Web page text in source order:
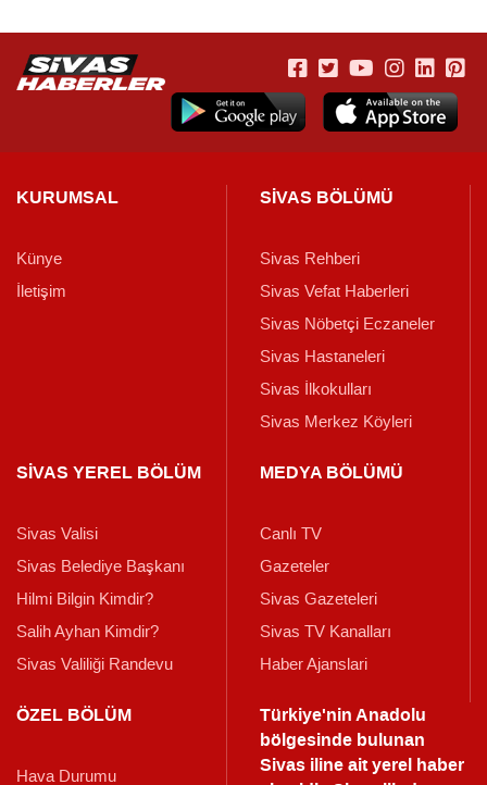
KURUMSAL
Künye
İletişim
SİVAS BÖLÜMÜ
Sivas Rehberi
Sivas Vefat Haberleri
Sivas Nöbetçi Eczaneler
Sivas Hastaneleri
Sivas İlkokulları
Sivas Merkez Köyleri
SİVAS YEREL BÖLÜM
Sivas Valisi
Sivas Belediye Başkanı
Hilmi Bilgin Kimdir?
Salih Ayhan Kimdir?
Sivas Valiliği Randevu
MEDYA BÖLÜMÜ
Canlı TV
Gazeteler
Sivas Gazeteleri
Sivas TV Kanalları
Haber Ajanslari
ÖZEL BÖLÜM
Hava Durumu
Türkiye'nin Anadolu
bölgesinde bulunan
Sivas iline ait yerel haber